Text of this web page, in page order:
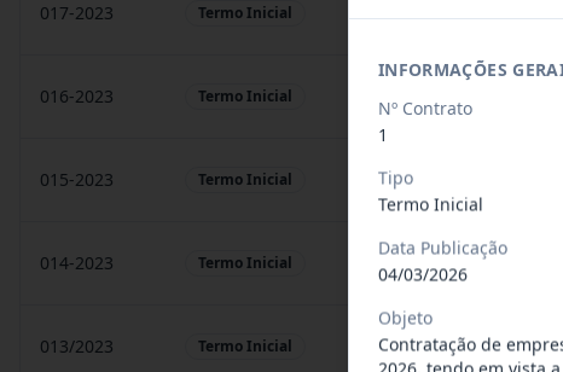
017-2023 Termo Inicial Contratação de empresa
016-2023 Termo Inicial prestação de serviços
015-2023 Termo Inicial prestação de sarvigos
014-2023 Termo Inicial Locação de
013/2023 Termo Inicial Constitui o objeto do
INFORMAÇÕES
Nº Contrato
1
Tipo
Termo Inicial
Data Publicação
04/03/2026
Objeto
Contratação de